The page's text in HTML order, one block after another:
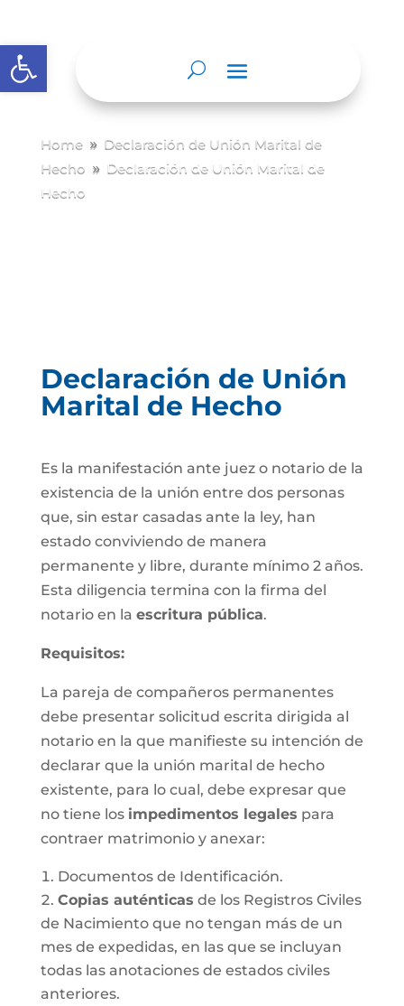
Abrir barra de herramientas
Home 9 Declaración de Unión Marital de
Hecho 9 Declaración de Unión Marital de
Hecho
Declaración de Unión
Marital de Hecho
Es la manifestación ante juez o notario de la
existencia de la unión entre dos personas
que, sin estar casadas ante la ley, han
estado conviviendo de manera
permanente y libre, durante mínimo 2 años.
Esta diligencia termina con la firma del
notario en la escritura pública.
Requisitos:
La pareja de compañeros permanentes
debe presentar solicitud escrita dirigida al
notario en la que manifieste su intención de
declarar que la unión marital de hecho
existente, para lo cual, debe expresar que
no tiene los impedimentos legales para
contraer matrimonio y anexar:
Documentos de Identificación.
Copias auténticas de los Registros Civiles
de Nacimiento que no tengan más de un
mes de expedidas, en las que se incluyan
todas las anotaciones de estados civiles
anteriores.